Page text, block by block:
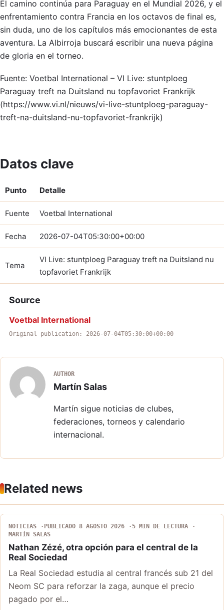
El camino continúa para Paraguay en el Mundial 2026, y el
enfrentamiento contra Francia en los octavos de final es,
sin duda, uno de los capítulos más emocionantes de esta
aventura. La Albirroja buscará escribir una nueva página
de gloria en el torneo.
Fuente: Voetbal International – VI Live: stuntploeg
Paraguay treft na Duitsland nu topfavoriet Frankrijk
(https://www.vi.nl/nieuws/vi-live-stuntploeg-paraguay-
treft-na-duitsland-nu-topfavoriet-frankrijk)
Datos clave
Punto Detalle
Fuente Voetbal International
Fecha 2026-07-04T05:30:00+00:00
Tema
VI Live: stuntploeg Paraguay treft na Duitsland nu
topfavoriet Frankrijk
Source
Voetbal International
Original publication: 2026-07-04T05:30:00+00:00
AUTHOR
Martín Salas
Martín sigue noticias de clubes,
federaciones, torneos y calendario
internacional.
Related news
NOTICIAS PUBLICADO 8 AGOSTO 2026
5 MIN DE LECTURA
MARTÍN SALAS
Nathan Zézé, otra opción para el central de la
Real Sociedad
La Real Sociedad estudia al central francés sub 21 del
Neom SC para reforzar la zaga, aunque el precio
pagado por el…